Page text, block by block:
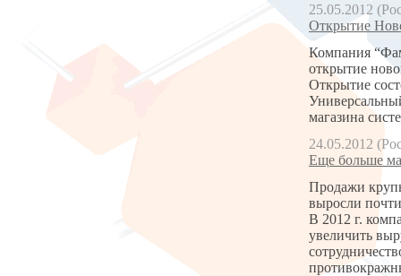
25.05.2012
Открытие
Компания
открытие
Открытие
магазина
24.05.2012
Еще больше
Продажи
выросли
В 2012 г.
увеличить